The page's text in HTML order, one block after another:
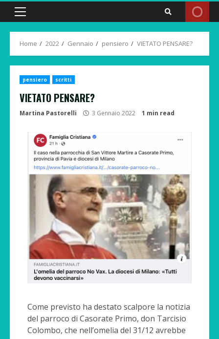
Primary
Home 2022 Gennaio pensiero VIETATO PENSARE?
pensiero scritti
VIETATO PENSARE?
Martina Pastorelli 3 Gennaio 2022 1 min read
Come previsto ha destato scalpore la notizia
del parroco di Casorate Primo, don Tarcisio
Colombo, che nell’omelia del 31/12 avrebbe